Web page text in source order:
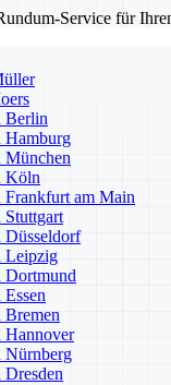
Service für
Berlin
Hamburg
München
Köln
am Main
Düsseldorf
Leipzig
Dortmund
Bremen
Hannover
Nürnberg